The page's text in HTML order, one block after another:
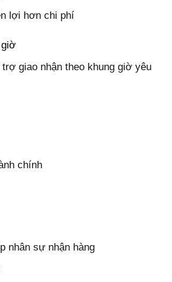
lợi hơn chi phí
giờ
giao nhận theo khung giờ yêu
chính
nhân sự nhận hàng